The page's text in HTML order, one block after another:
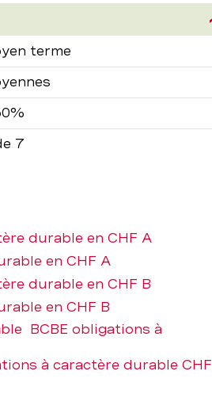
terme
7
durable en CHF A
en CHF A
durable en CHF B
en CHF B
BCBE obligations à
à caractère durable CHF